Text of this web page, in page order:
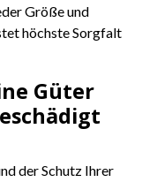
Größe und
höchste Sorgfalt
Güter
der Schutz Ihrer